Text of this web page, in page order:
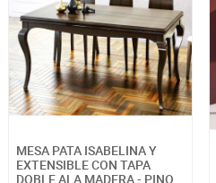
MESA PATA ISABELINA Y
EXTENSIBLE CON TAPA
DOBLE ALA MADERA - PINO